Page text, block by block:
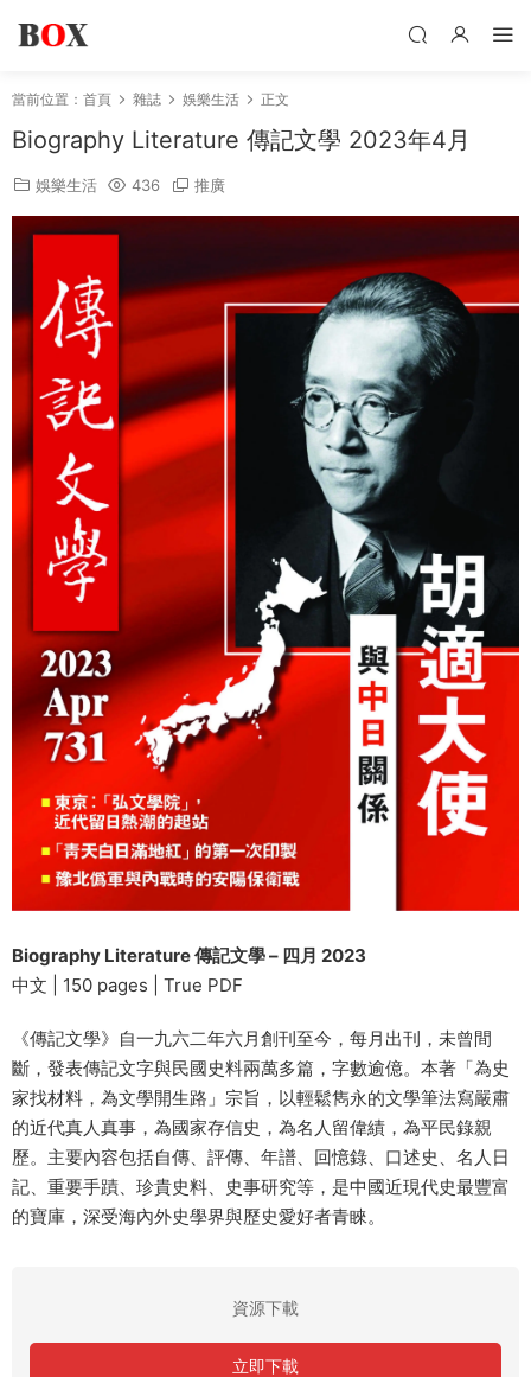
當前位置： 首頁 雜誌 娛樂生活 正文
Biography Literature 傳記文學 2023年4月
娛樂生活 436 推廣
Biography Literature 傳記文學 – 四月 2023
中文 | 150 pages | True PDF
《傳記文學》自一九六二年六月創刊至今，每月出刊，未曾間
斷，發表傳記文字與民國史料兩萬多篇，字數逾億。本著「為史
家找材料，為文學開生路」宗旨，以輕鬆雋永的文學筆法寫嚴肅
的近代真人真事，為國家存信史，為名人留偉績，為平民錄親
歷。主要內容包括自傳、評傳、年譜、回憶錄、口述史、名人日
記、重要手蹟、珍貴史料、史事研究等，是中國近現代史最豐富
的寶庫，深受海內外史學界與歷史愛好者青睞。
資源下載
立即下載